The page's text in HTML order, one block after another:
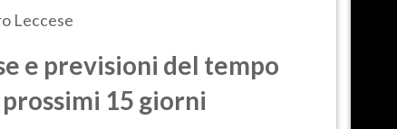
Leccese
e previsioni del tempo
15 giorni